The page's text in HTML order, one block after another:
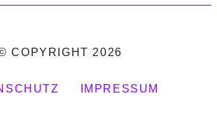
COPYRIGHT 2026
IMPRESSUM